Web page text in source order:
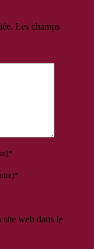
Les champs
web dans le